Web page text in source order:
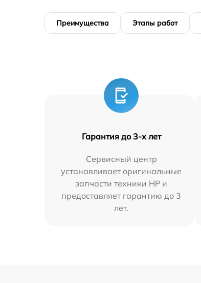
Преимущества Этапы работ
Гарантия до 3-х лет
Сервисный центр
устанавливает оригинальные
запчасти техники HP и
предоставляет гарантию до 3
лет.